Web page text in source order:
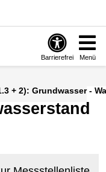
Barrierefrei Menü
+ 2): Grundwasser -